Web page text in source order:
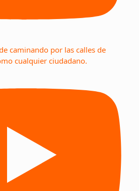
caminando por las calles de
cualquier ciudadano.